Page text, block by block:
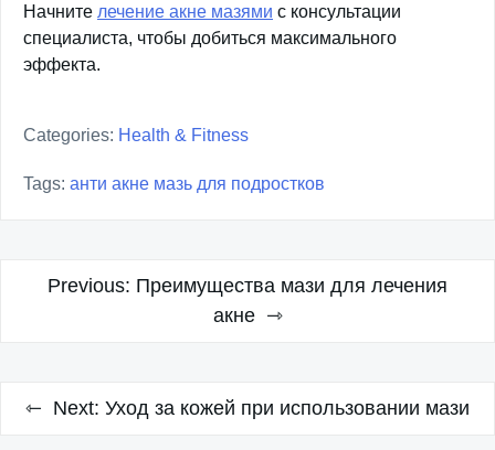
Начните лечение акне мазями с консультации
специалиста, чтобы добиться максимального
эффекта.
Categories: Health & Fitness
Tags: анти акне мазь для подростков
Previous: Преимущества мази для лечения
акне
Next: Уход за кожей при использовании мази